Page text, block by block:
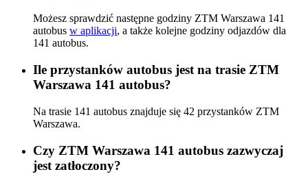
Możesz sprawdzić następne godziny ZTM Warszawa 141
autobus w aplikacji, a także kolejne godziny odjazdów dla
141 autobus.
Ile przystanków autobus jest na trasie ZTM
Warszawa 141 autobus?
Na trasie 141 autobus znajduje się 42 przystanków ZTM
Warszawa.
Czy ZTM Warszawa 141 autobus zazwyczaj
jest zatłoczony?